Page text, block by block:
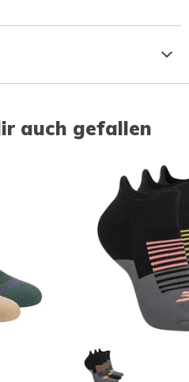
auch gefallen